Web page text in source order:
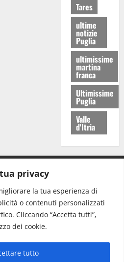
privacy
la tua esperienza di
o contenuti personalizzati
Cliccando “Accetta tutti”,
dei cookie.
tutto
Tares
ultime
notizie
Puglia
ultimissime
martina
franca
Ultimissime
Puglia
Valle
d'Itria